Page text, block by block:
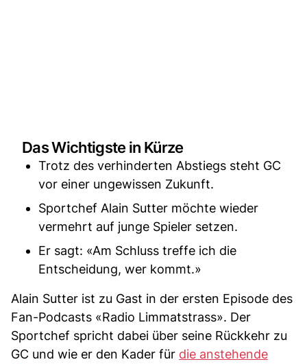
Das Wichtigste in Kürze
Trotz des verhinderten Abstiegs steht GC
vor einer ungewissen Zukunft.
Sportchef Alain Sutter möchte wieder
vermehrt auf junge Spieler setzen.
Er sagt: «Am Schluss treffe ich die
Entscheidung, wer kommt.»
Alain Sutter ist zu Gast in der ersten Episode des
Fan-Podcasts «Radio Limmatstrass». Der
Sportchef spricht dabei über seine Rückkehr zu
GC und wie er den Kader für die anstehende